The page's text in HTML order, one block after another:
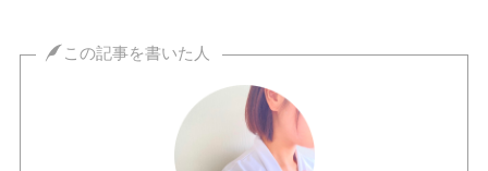
この記事を書いた人